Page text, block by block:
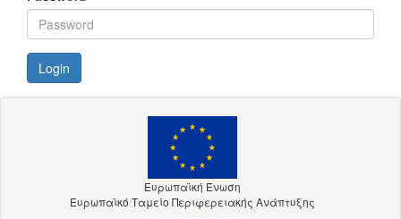
Login
Ευρωπαϊκή Ένωση
Ευρωπαϊκό Ταμείο Περιφερειακής Ανάπτυξης